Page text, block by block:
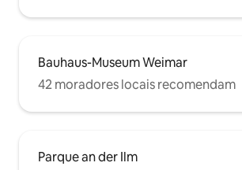
Bauhaus-Museum Weimar
42 moradores locais recomendam
Parque an der Ilm